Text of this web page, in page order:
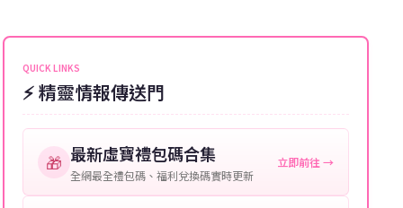
角色名稱：您遊戲中的角色名稱。
等級：角色的當前等級。
提供這些信息能幫助我們更快地處理您的代儲需求，確
保您盡享遊戲樂趣！
可直接聯絡客服查詢訂單進度。
QUICK LINKS
⚡ 精靈情報傳送門
🎁 最新虛寶禮包碼合集
全網最全禮包碼、福利兌換碼實時更新
立即前往 →